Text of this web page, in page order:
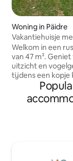
Woning in Päidre
Vakantiehuisje
Kuu
Welkom in een
van 47 m².
uitzicht en
tijdens een kopje
Dit moderne
volledig